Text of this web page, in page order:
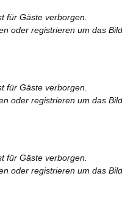
für Gäste verborgen.
oder registrieren um das
für Gäste verborgen.
oder registrieren um das
für Gäste verborgen.
oder registrieren um das